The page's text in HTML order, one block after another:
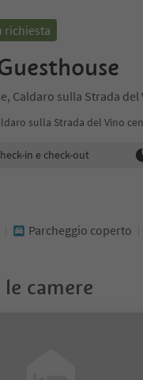
richiesta
Caldaro sulla Strada
sulla Strada del Vino
della prenotazione
in e check-out
Parcheggio coperto
camere